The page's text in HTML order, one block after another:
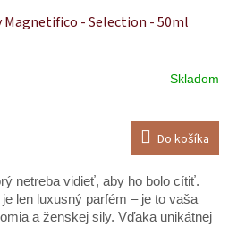
Magnetifico - Selection - 50ml
Skladom
Do košíka
netreba vidieť, aby ho bolo cítiť.
len luxusný parfém – je to vaša
a ženskej sily. Vďaka unikátnej